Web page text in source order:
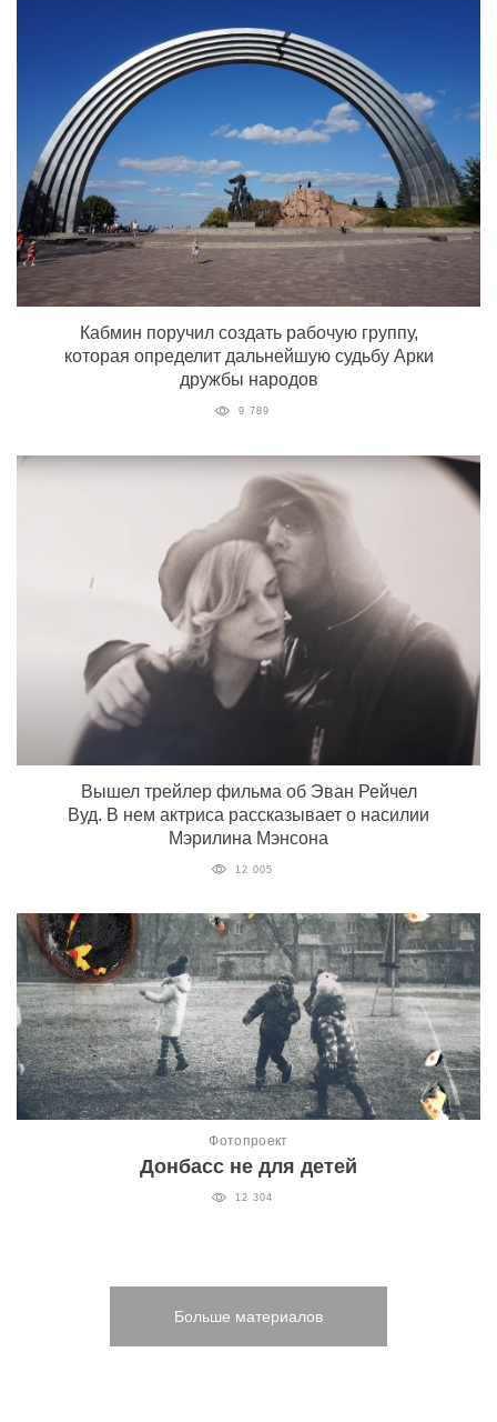
Кабмин поручил создать рабочую группу,
которая определит дальнейшую судьбу Арки
дружбы народов
9 789
Вышел трейлер фильма об Эван Рейчел
Вуд. В нем актриса рассказывает о насилии
Мэрилина Мэнсона
12 005
Фотопроект
Донбасс не для детей
12 304
Больше материалов